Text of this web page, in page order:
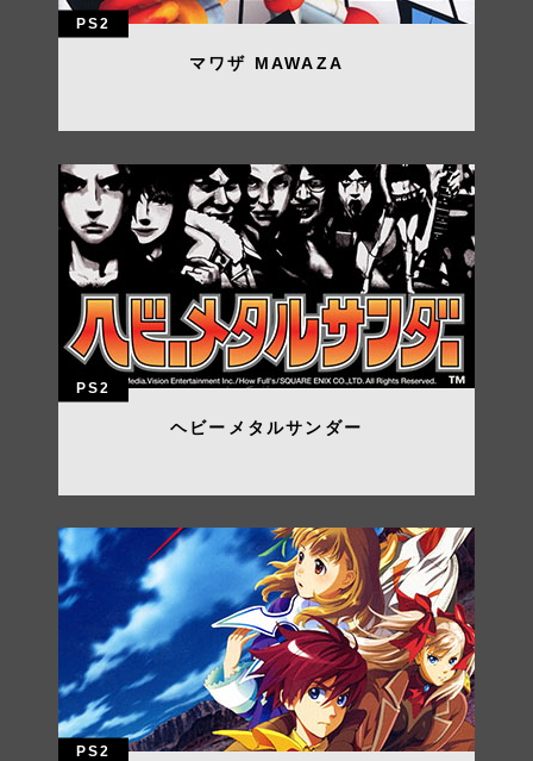
PS2
マワザ MAWAZA
PS2
ヘビーメタルサンダー
PS2